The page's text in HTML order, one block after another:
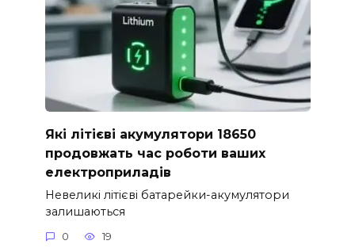
Які літієві акумулятори 18650
продовжать час роботи ваших
електроприладів
Невеликі літієві батарейки-акумулятори
залишаються
0 19